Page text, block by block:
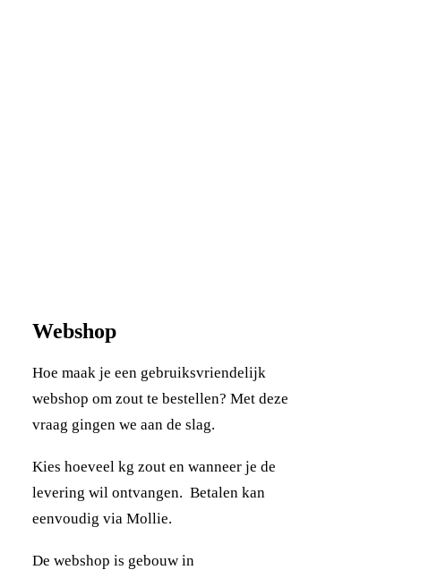
Webshop
Hoe maak je een gebruiksvriendelijk
webshop om zout te bestellen? Met deze
vraag gingen we aan de slag.
Kies hoeveel kg zout en wanneer je de
levering wil ontvangen. Betalen kan
eenvoudig via Mollie.
De webshop is gebouw in